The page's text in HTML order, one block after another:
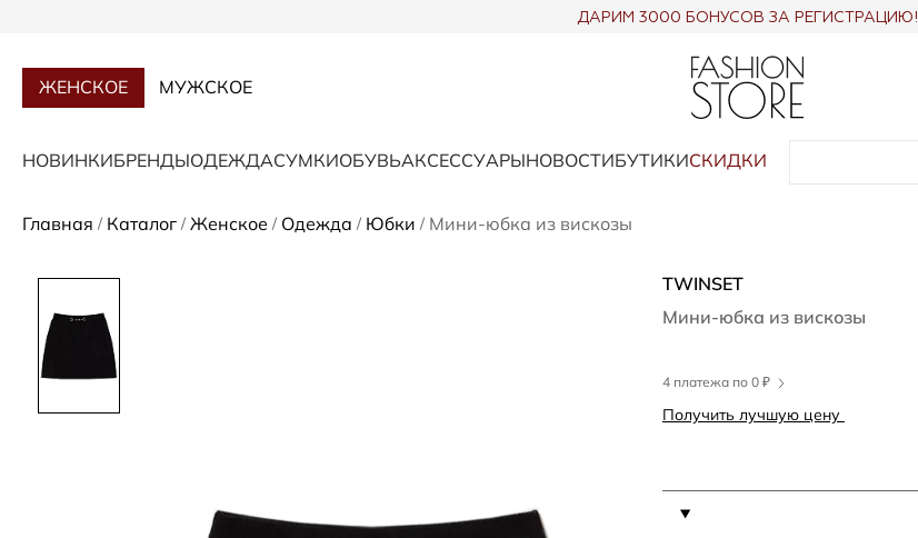
ДАРИМ 3000 БОНУСОВ ЗА РЕГИСТРАЦИЮ!
ЖЕНСКОЕ МУЖСКОЕ
НОВИНКИБРЕНДЫОДЕЖДАСУМКИОБУВЬАКСЕССУАРЫНОВОСТИБУТИКИСКИДКИ
Главная / Каталог / Женское / Одежда / Юбки / Мини-юбка из вискозы
TWINSET
Мини-юбка из вискозы
4 платежа по 0 ₽
Получить лучшую цену